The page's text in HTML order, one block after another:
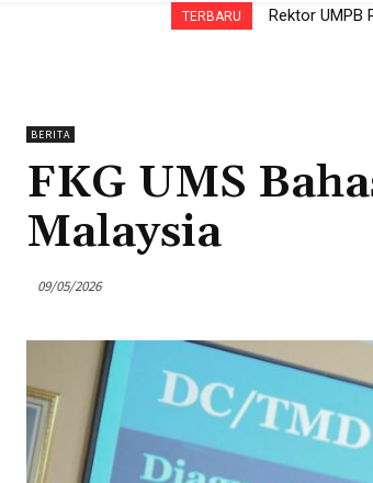
TERBARU Rektor UMPB
UMS
BERITA
FKG UMS
Malaysia
09/05/2026